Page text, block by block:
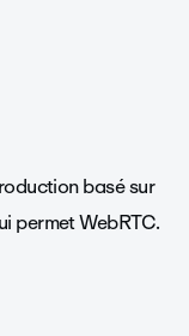
basé sur
permet WebRTC.